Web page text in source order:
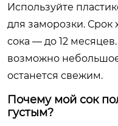
Используйте
для заморозки.
сока — до 12
возможно
останется свежим.
Почему мой сок
густым?